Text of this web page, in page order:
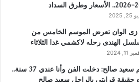
2025
زى الوان تعرض الموسم الخامس من
الهندى رحله لاكشمي غدا الثلاثاء
2024
مريم سعيد صالح: دخلت الفن وأنا عندي 37 سنة..
حقيقة قرابتي بالراحل سعيد صالح